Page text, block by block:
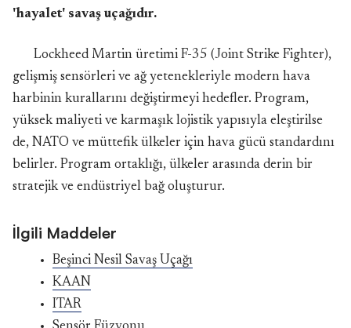
'hayalet' savaş uçağıdır.
Lockheed Martin üretimi F-35 (Joint Strike Fighter),
gelişmiş sensörleri ve ağ yetenekleriyle modern hava
harbinin kurallarını değiştirmeyi hedefler. Program,
yüksek maliyeti ve karmaşık lojistik yapısıyla eleştirilse
de, NATO ve müttefik ülkeler için hava gücü standardını
belirler. Program ortaklığı, ülkeler arasında derin bir
stratejik ve endüstriyel bağ oluşturur.
İlgili Maddeler
Beşinci Nesil Savaş Uçağı
KAAN
ITAR